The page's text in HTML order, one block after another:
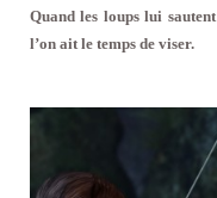
Quand les loups lui
l’on ait le temps de viser.